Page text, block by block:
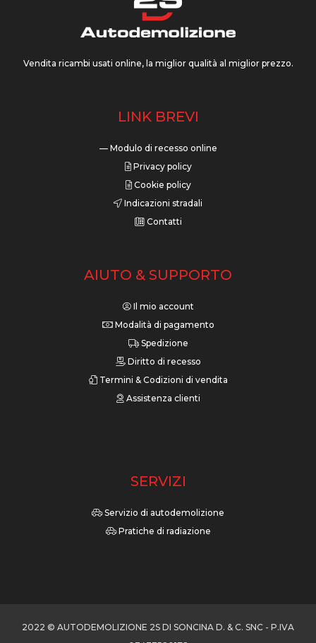
Vendita ricambi usati online, la miglior qualità al miglior prezzo.
LINK BREVI
— Modulo di recesso online
Privacy policy
Cookie policy
Indicazioni stradali
Contatti
AIUTO & SUPPORTO
Il mio account
Modalità di pagamento
Spedizione
Diritto di recesso
Termini & Codizioni di vendita
Assistenza clienti
SERVIZI
Servizio di autodemolizione
Pratiche di radiazione
2022 © AUTODEMOLIZIONE 2S DI SONCINA D. & C. SNC - P.IVA